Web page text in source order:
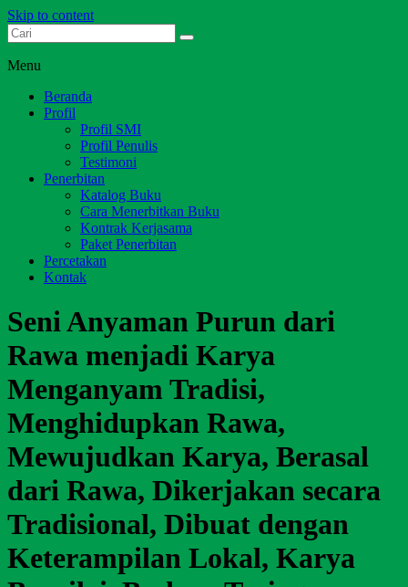
Skip to content
Dari Jambi untuk Indonesia
Menu
Beranda
Profil
Profil SMI
Profil Penulis
Testimoni
Penerbitan
Katalog Buku
Cara Menerbitkan Buku
Kontrak Kerjasama
Paket Penerbitan
Percetakan
Kontak
Seni Anyaman Purun dari
Rawa menjadi Karya
Menganyam Tradisi,
Menghidupkan Rawa,
Mewujudkan Karya, Berasal
dari Rawa, Dikerjakan secara
Tradisional, Dibuat dengan
Keterampilan Lokal, Karya